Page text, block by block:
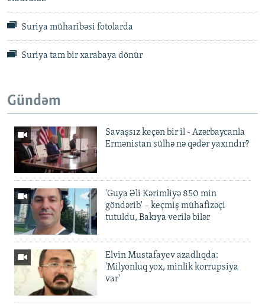
Suriya müharibəsi fotolarda
Suriya tam bir xarabaya dönür
Gündəm
Savaşsız keçən bir il - Azərbaycanla
Ermənistan sülhə nə qədər yaxındır?
'Guya Əli Kərimliyə 850 min
göndərib' – keçmiş mühafizəçi
tutuldu, Bakıya verilə bilər
Elvin Mustafayev azadlıqda:
'Milyonluq yox, minlik korrupsiya
var'